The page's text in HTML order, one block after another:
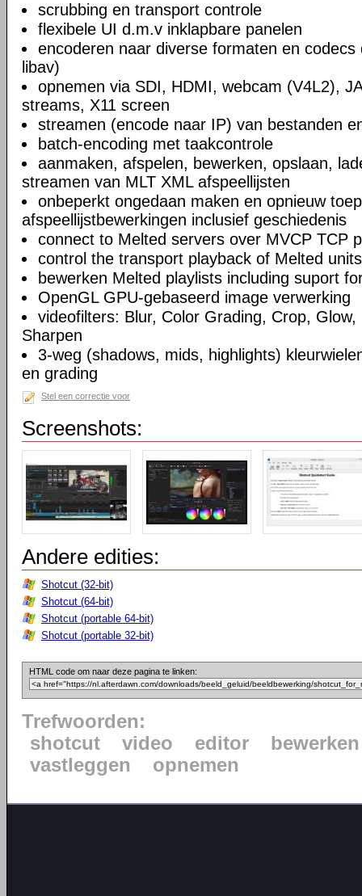
scrubbing en transport controle
flexibele UI d.m.v inklapbare panelen
encoderen naar diverse formaten en codecs
libav)
opnemen via SDI, HDMI, webcam (V4L2),
streams, X11 screen
streamen (encode naar IP) van bestanden
batch-encoding met taakcontrole
aanmaken, afspelen, bewerken, opslaan,
streamen van MLT XML afspeellijsten
onbeperkt ongedaan maken en opnieuw
afspeellijstbewerkingen inclusief geschiedenis
connect to Melted servers over MVCP TCP
control the transport playback of Melted units
bewerken Melted playlists including suport
OpenGL GPU-gebaseerd image verwerking
videofilters: Blur, Color Grading, Crop,
Sharpen
3-weg (shadows, mids, highlights)
en grading
Stel een correctie voor
Screenshots:
Andere edities:
Shotcut (32-bit)
Shotcut (64-bit)
Shotcut (portable 64-bit)
Shotcut (portable 32-bit)
HTML code om naar deze pagina te linken:
Trefwoorden:
shotcut
video editor
bewerken
vastleggen
opnemen